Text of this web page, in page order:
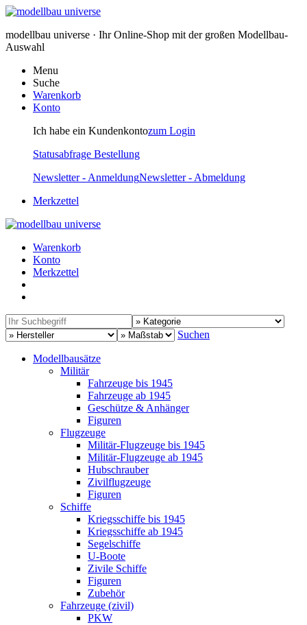
modellbau universe · Ihr Online-Shop mit der großen Modellbau-
Auswahl
Menu
Suche
Warenkorb
Konto
Ich habe ein Kundenkontozum Login
Statusabfrage Bestellung
Newsletter - AnmeldungNewsletter - Abmeldung
Merkzettel
Warenkorb
Konto
Merkzettel
Suchen
Modellbausätze
Militär
Fahrzeuge bis 1945
Fahrzeuge ab 1945
Geschütze & Anhänger
Figuren
Flugzeuge
Militär-Flugzeuge bis 1945
Militär-Flugzeuge ab 1945
Hubschrauber
Zivilflugzeuge
Figuren
Schiffe
Kriegsschiffe bis 1945
Kriegsschiffe ab 1945
Segelschiffe
U-Boote
Zivile Schiffe
Figuren
Zubehör
Fahrzeuge (zivil)
PKW